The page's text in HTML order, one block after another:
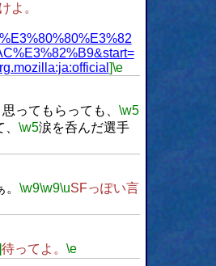
よ。
]\e
ってもらっても、 \w5
\w5涙を呑んだ選手
\w9\w9\uSFっぽい言
待ってよ。 \e